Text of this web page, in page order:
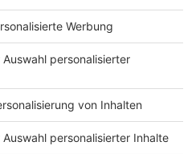
- nur vorstellen, falls die
Zahlen überhaupt nicht
Doppelkopf-Freunde in
sollen sie dann kein
der Wirt danach die Gläser
am
und Behördengeplant. Er